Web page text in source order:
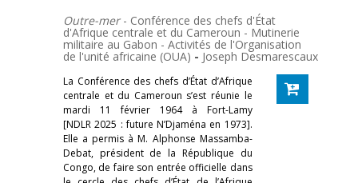
Outre-mer- Conférence des chefs d'État
d'Afrique centrale et du Cameroun - Mutinerie
militaire au Gabon - Activités de l'Organisation
de l'unité africaine (OUA) - Joseph Desmarescaux
La Conférence des chefs d’État d’Afrique
centrale et du Cameroun s’est réunie le
mardi 11 février 1964 à Fort-Lamy
[NDLR 2025 : future N’Djaména en 1973].
Elle a permis à M. Alphonse Massamba-
Debat, président de la République du
Congo, de faire son entrée officielle dans